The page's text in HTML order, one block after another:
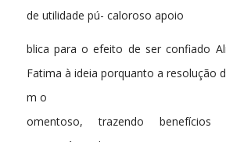
de utilidade pú- caloroso apoio
blica para o efeito de ser confiado
Fatima à ideia porquanto a resolução
m o
omentoso, trazendo